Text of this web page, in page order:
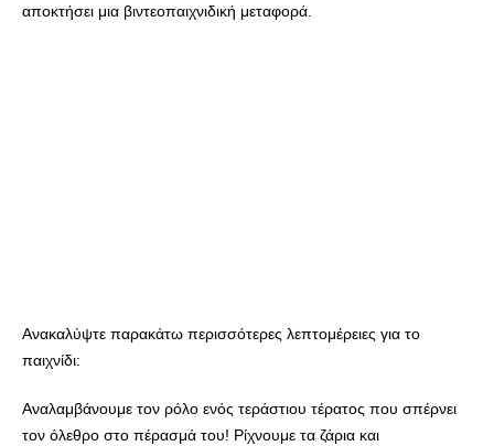
αποκτήσει μια βιντεοπαιχνιδική μεταφορά.
Ανακαλύψτε παρακάτω περισσότερες λεπτομέρειες για το
παιχνίδι:
Αναλαμβάνουμε τον ρόλο ενός τεράστιου τέρατος που σπέρνει
τον όλεθρο στο πέρασμά του! Ρίχνουμε τα ζάρια και